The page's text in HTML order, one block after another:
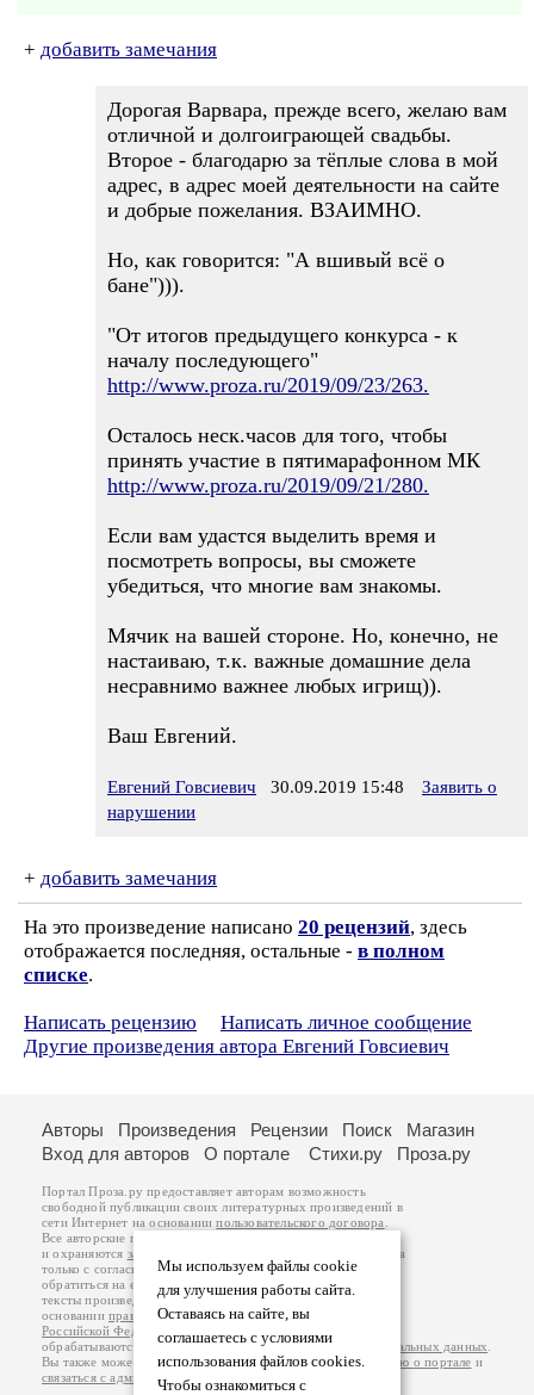
+ добавить замечания
Дорогая Варвара, прежде всего, желаю вам
отличной и долгоиграющей свадьбы.
Второе - благодарю за тёплые слова в мой
адрес, в адрес моей деятельности на сайте
и добрые пожелания. ВЗАИМНО.
Но, как говорится: "А вшивый всё о
бане"))).
"От итогов предыдущего конкурса - к
началу последующего"
http://www.proza.ru/2019/09/23/263.
Осталось неск.часов для того, чтобы
принять участие в пятимарафонном МК
http://www.proza.ru/2019/09/21/280.
Если вам удастся выделить время и
посмотреть вопросы, вы сможете
убедиться, что многие вам знакомы.
Мячик на вашей стороне. Но, конечно, не
настаиваю, т.к. важные домашние дела
несравнимо важнее любых игрищ)).
Ваш Евгений.
Евгений Говсиевич 30.09.2019 15:48
Заявить о
нарушении
+ добавить замечания
На это произведение написано 20 рецензий, здесь
отображается последняя, остальные - в полном
списке.
Написать рецензию
Написать личное сообщение
Другие произведения автора Евгений Говсиевич
Мы используем файлы cookie
для улучшения работы сайта.
Оставаясь на сайте, вы
соглашаетесь с условиями
использования файлов cookies.
Чтобы ознакомиться с
Авторы Произведения Рецензии Поиск
Магазин
Вход для авторов
О портале Стихи.ру Проза.ру
Портал Проза.ру предоставляет авторам возможность
свободной публикации своих литературных произведений в
сети Интернет на основаниипользовательского договора
Все авторские права на произведения принадлежат авторам
и охраняются законом
. Перепечатка произведений возможна
только с согласия его автора, к которому вы можете
обратиться на его авторской странице. Ответственность за
тексты произведений авторы несут самостоятельно на
основанииправил публикацииизаконодательства
Российской Федерации
обрабатываются на основанииПолитики обработки персональных данных
Вы также можете посмотреть более подробнуюинформацию о портале и
связаться с администрацией